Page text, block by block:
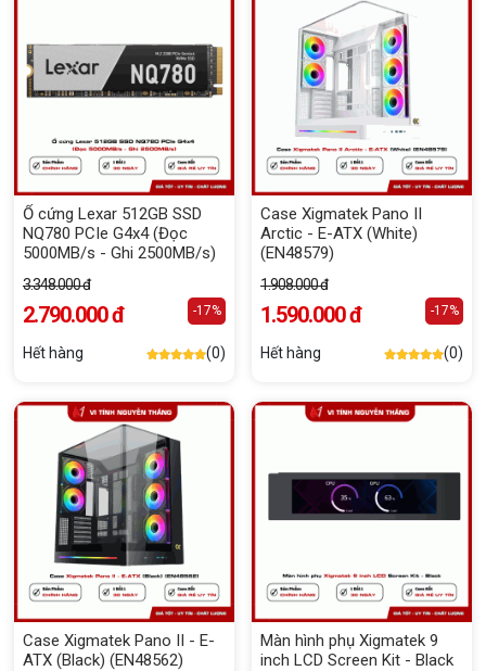
Ổ cứng Lexar 512GB SSD
NQ780 PCIe G4x4 (Đọc
5000MB/s - Ghi 2500MB/s)
3.348.000 đ
2.790.000 đ -17%
Hết hàng (0)
Case Xigmatek Pano II
Arctic - E-ATX (White)
(EN48579)
1.908.000 đ
1.590.000 đ -17%
Hết hàng (0)
Case Xigmatek Pano II - E-
ATX (Black) (EN48562)
Màn hình phụ Xigmatek 9
inch LCD Screen Kit - Black